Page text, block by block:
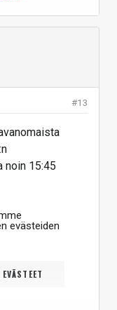
#13
noin 15:45
evästeiden